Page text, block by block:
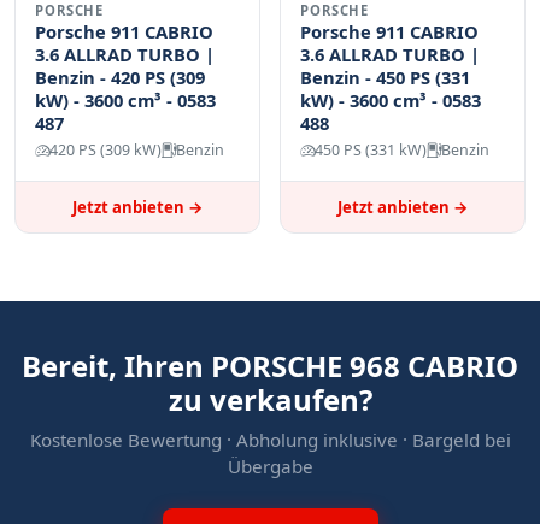
PORSCHE
Porsche 911 CABRIO
3.6 ALLRAD TURBO |
Benzin - 420 PS (309
kW) - 3600 cm³ - 0583
487
420 PS (309 kW) Benzin
Jetzt anbieten →
PORSCHE
Porsche 911 CABRIO
3.6 ALLRAD TURBO |
Benzin - 450 PS (331
kW) - 3600 cm³ - 0583
488
450 PS (331 kW) Benzin
Jetzt anbieten →
Bereit, Ihren PORSCHE 968 CABRIO
zu verkaufen?
Kostenlose Bewertung · Abholung inklusive · Bargeld bei
Übergabe